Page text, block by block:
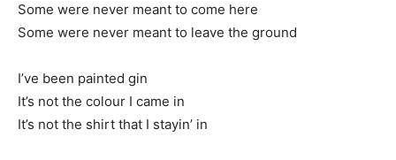
Some were never meant to come here
Some were never meant to leave the ground
I’ve been painted gin
It’s not the colour I came in
It’s not the shirt that I stayin’ in